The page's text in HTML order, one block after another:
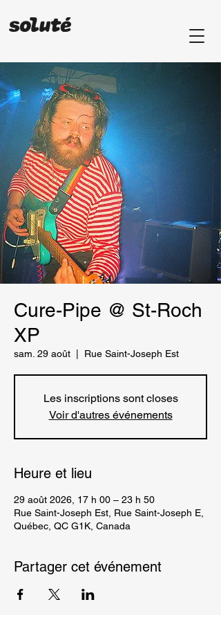
Cure-Pipe @ St-Roch
XP
sam. 29 août Rue Saint-Joseph Est
Les inscriptions sont closes
Voir d'autres événements
Heure et lieu
29 août 2026, 17 h 00 – 23 h 50
Rue Saint-Joseph Est, Rue Saint-Joseph E,
Québec, QC G1K, Canada
Partager cet événement